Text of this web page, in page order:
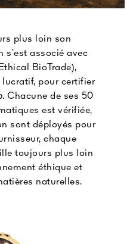
plus loin son
s’est associé avec
BioTrade),
pour certifier
Chacune de ses 50
est vérifiée,
sont déployés pour
chaque
toujours plus loin
éthique et
naturelles.